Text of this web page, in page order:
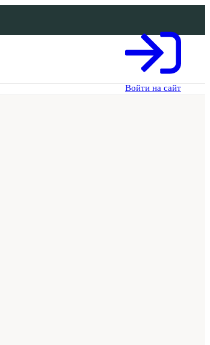
Войти на сайт